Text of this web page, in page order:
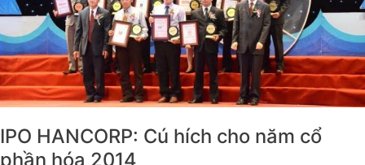
IPO HANCORP: Cú hích cho năm cổ
phần hóa 2014
phần
hóa
2014